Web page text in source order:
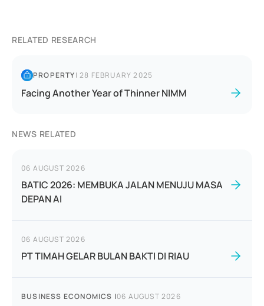
RELATED RESEARCH
PROPERTY|28 FEBRUARY 2025
Facing Another Year of Thinner NIMM
NEWS RELATED
06 AUGUST 2026
BATIC 2026: MEMBUKA JALAN MENUJU MASA
DEPAN AI
06 AUGUST 2026
PT TIMAH GELAR BULAN BAKTI DI RIAU
BUSINESS ECONOMICS |06 AUGUST 2026